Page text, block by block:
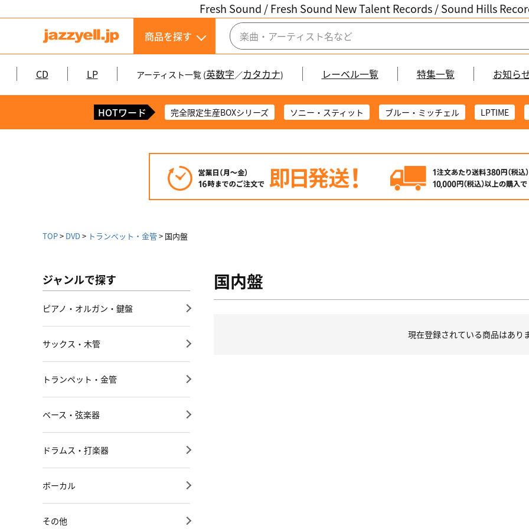
Fresh Sound / Fresh Sound New Talent Records /Sound Hills
商品を探す
CD LP アーティスト一覧 (英数字／カタカナ) レーベル一覧 特集一覧 お知ら
HOTワード 完全限定生産BOXシリーズ ソニー・スティット ブルー・ミッチェル LPTIME
TOP DVD トランペット・金管 国内盤
ジャンルで探す
ピアノ・オルガン・鍵盤
サックス・木管
トランペット・金管
ベース・弦楽器
ドラムス・打楽器
ボーカル
その他
国内盤
現在登録されている商品はあり